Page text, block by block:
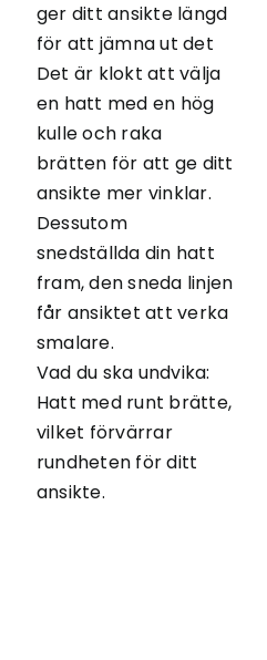
ger ditt ansikte längd
för att jämna ut det
Det är klokt att välja
en hatt med en hög
kulle och raka
brätten för att ge ditt
ansikte mer vinklar.
Dessutom
snedställda din hatt
fram, den sneda linjen
får ansiktet att verka
smalare.
Vad du ska undvika:
Hatt med runt brätte,
vilket förvärrar
rundheten för ditt
ansikte.